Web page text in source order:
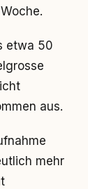
etwa 50
aus.
mehr